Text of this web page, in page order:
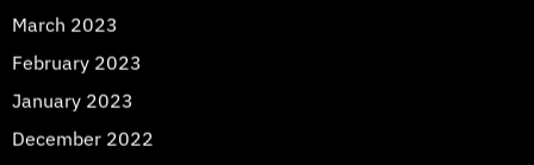
March 2023
February 2023
January 2023
December 2022